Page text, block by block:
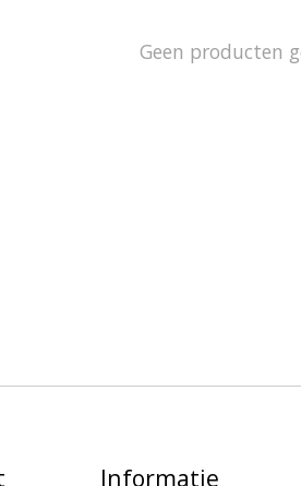
Geen producten
Informatie